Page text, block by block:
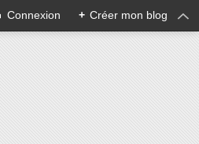
Connexion + Créer mon blog